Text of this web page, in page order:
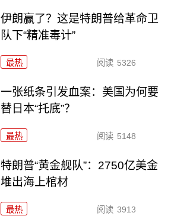
伊朗赢了？这是特朗普给革命卫
队下“精准毒计”
最热 阅读 5326
一张纸条引发血案：美国为何要
替日本“托底”？
最热 阅读 5148
特朗普“黄金舰队”：2750亿美金
堆出海上棺材
最热 阅读 3913